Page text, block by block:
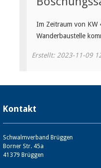
Im Zeitraum von KW
Wanderbaustelle
Erstellt: 2023-11-09
Kontakt
Schwalmverband Brüggen
Borner Str. 45a
41379 Brüggen